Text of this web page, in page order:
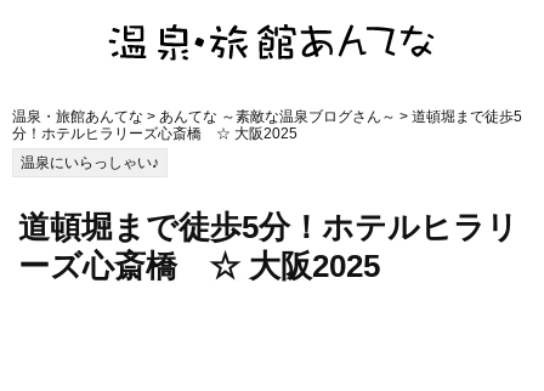
温泉・旅館あんてな > あんてな ～素敵な温泉ブログさん～ > 道頓堀まで徒歩5
分！ホテルヒラリーズ心斎橋 ☆ 大阪2025
温泉にいらっしゃい♪
道頓堀まで徒歩5分！ホテルヒラリ
ーズ心斎橋 ☆ 大阪2025